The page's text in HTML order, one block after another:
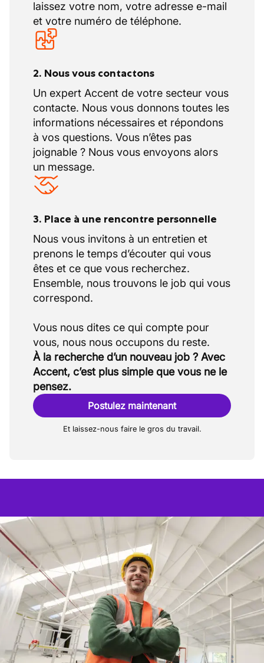
laissez votre nom, votre adresse e-mail
et votre numéro de téléphone.
2. Nous vous contactons
Un expert Accent de votre secteur vous
contacte. Nous vous donnons toutes les
informations nécessaires et répondons
à vos questions. Vous n’êtes pas
joignable ? Nous vous envoyons alors
un message.
3. Place à une rencontre personnelle
Nous vous invitons à un entretien et
prenons le temps d’écouter qui vous
êtes et ce que vous recherchez.
Ensemble, nous trouvons le job qui vous
correspond.
Vous nous dites ce qui compte pour
À la recherche d’un nouveau job ? Avec
Accent, c’est plus simple que vous ne le
pensez.
Postulez maintenant
Et laissez-nous faire le gros du travail.